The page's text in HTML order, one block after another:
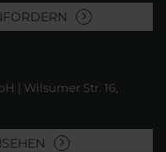
| Wilsumer Str. 16,